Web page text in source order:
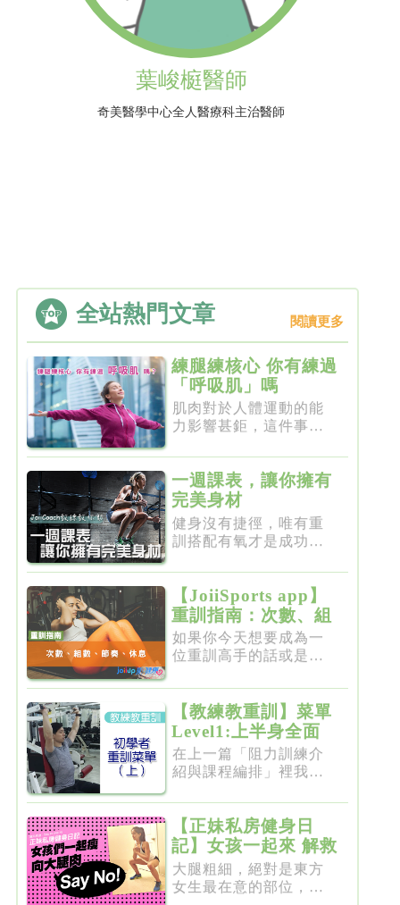
葉峻榳醫師
奇美醫學中心全人醫療科主治醫師
全站熱門文章 閱讀更多
練腿練核心 你有練過
「呼吸肌」嗎
肌肉對於人體運動的能
力影響甚鉅，這件事一
一週課表，讓你擁有
完美身材
健身沒有捷徑，唯有重
訓搭配有氧才是成功的
【JoiiSports app】
重訓指南：次數、組
數、節奏、休息
如果你今天想要成為一
位重訓高手的話或是想
【教練教重訓】菜單
Level1:上半身全面
增肌雕塑
在上一篇「阻力訓練介
紹與課程編排」裡我們
【正妹私房健身日
記】女孩一起來 解救
粗大腿
大腿粗細，絕對是東方
女生最在意的部位，彷